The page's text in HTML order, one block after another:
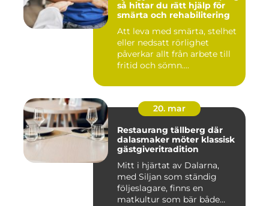
så hittar du rätt hjälp för
smärta och rehabilitering
Att leva med smärta, stelhet
eller nedsatt rörlighet
påverkar allt från arbete till
fritid och sömn....
20. mar
Restaurang tällberg där
dalasmaker möter klassisk
gästgiveritradition
Mitt i hjärtat av Dalarna,
med Siljan som ständig
följeslagare, finns en
matkultur som bär både